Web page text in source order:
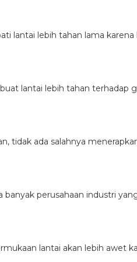
lantai lebih tahan lama karena
lantai lebih tahan terhadap
tidak ada salahnya
perusahaan industri
lantai akan lebih awet